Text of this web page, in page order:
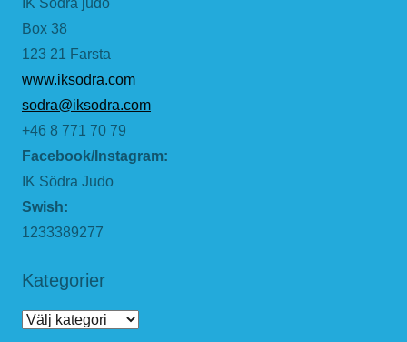
Box 38
123 21 Farsta
www.iksodra.com
sodra@iksodra.com
+46 8 771 70 79
Facebook/Instagram:
IK Södra Judo
Swish:
1233389277
Kategorier
Kategorier